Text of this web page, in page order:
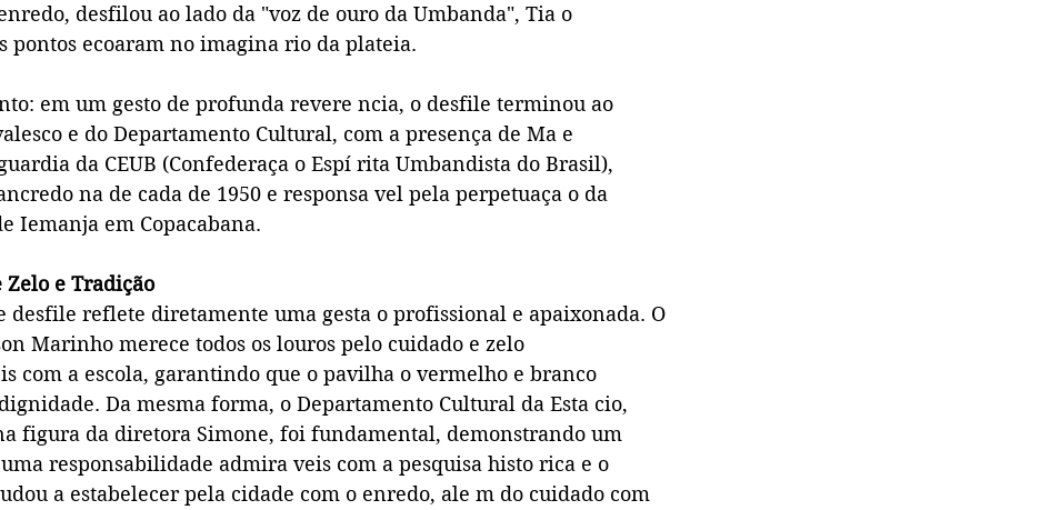
desfilou ao lado da "voz de ouro da Umbanda", Tia o
pontos ecoaram no imagina rio da plateia.
em um gesto de profunda revere ncia, o desfile terminou ao
e do Departamento Cultural, com a presença de Ma e
da CEUB (Confederaça o Espí rita Umbandista do Brasil),
na de cada de 1950 e responsa vel pela perpetuaça o da
Iemanja em Copacabana.
Zelo e Tradição
desfile reflete diretamente uma gesta o profissional e apaixonada. O
Marinho merece todos os louros pelo cuidado e zelo
com a escola, garantindo que o pavilha o vermelho e branco
Da mesma forma, o Departamento Cultural da Esta cio,
figura da diretora Simone, foi fundamental, demonstrando um
responsabilidade admira veis com a pesquisa histo rica e o
a estabelecer pela cidade com o enredo, ale m do cuidado com